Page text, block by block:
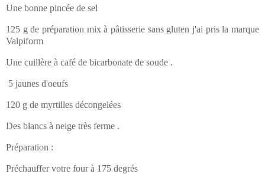
Une bonne pincée de sel
125 g de préparation mix à pâtisserie sans gluten j'ai pris la marque
Valpiform
Une cuillère à café de bicarbonate de soude .
5 jaunes d'oeufs
120 g de myrtilles décongelées
Des blancs à neige très ferme .
Préparation :
Préchauffer votre four à 175 degrés